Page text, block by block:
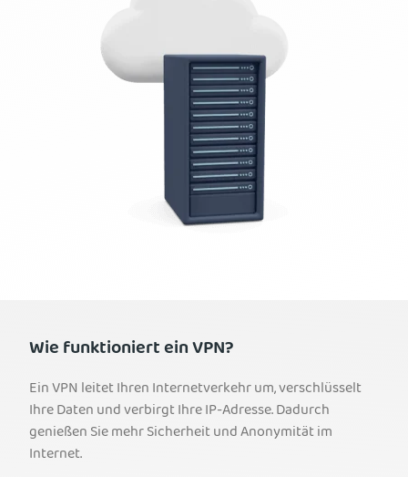
Wie funktioniert ein VPN?
Ein VPN leitet Ihren Internetverkehr um, verschlüsselt
Ihre Daten und verbirgt Ihre IP-Adresse. Dadurch
genießen Sie mehr Sicherheit und Anonymität im
Internet.